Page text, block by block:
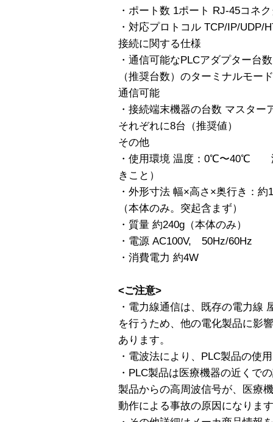
・ポート数 1ポート RJ-45コネ
・対応プロトコル TCP/IP/
接続に関する仕様
・通信可能なPLCアダプター台
（推奨台数）のターミナルモー
通信可能
・接続端末機器の台数 マスタ
それぞれに8台（推奨値）
その他
・使用環境 温度：0℃〜40℃
きこと）
・外形寸法 幅×高さ×奥行き：
（本体のみ。突起含まず）
・質量 約240g（本体のみ）
・電源 AC100V, 50Hz/60Hz
・消費電力 約4W
<ご注意>
・電力線通信は、既存の電力線
を行うため、他の電化製品に影
あります。
・電波法により、PLC製品の使
・PLC製品は医療機器の近くで
製品からの高周波信号が、医療
動作による事故の原因になりま